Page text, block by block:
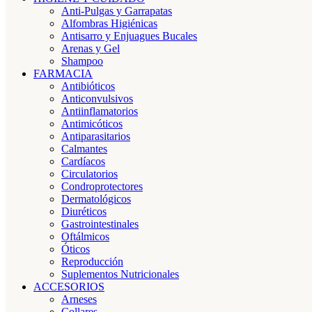
Anti-Pulgas y Garrapatas
Alfombras Higiénicas
Antisarro y Enjuagues Bucales
Arenas y Gel
Shampoo
FARMACIA
Antibióticos
Anticonvulsivos
Antiinflamatorios
Antimicóticos
Antiparasitarios
Calmantes
Cardíacos
Circulatorios
Condroprotectores
Dermatológicos
Diuréticos
Gastrointestinales
Oftálmicos
Óticos
Reproducción
Suplementos Nutricionales
ACCESORIOS
Arneses